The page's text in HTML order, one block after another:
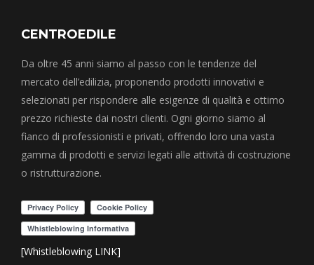
CENTROEDILE
Da oltre 45 anni siamo al passo con le tendenze del
mercato dell’edilizia, proponendo prodotti innovativi e
selezionati per rispondere alle esigenze di qualità e ottimo
prezzo richieste dai nostri clienti. Ogni giorno siamo al
fianco di professionisti e privati, offrendo loro una vasta
gamma di prodotti e servizi legati alle attività di costruzione
o ristrutturazione.
[Whistleblowing LINK]